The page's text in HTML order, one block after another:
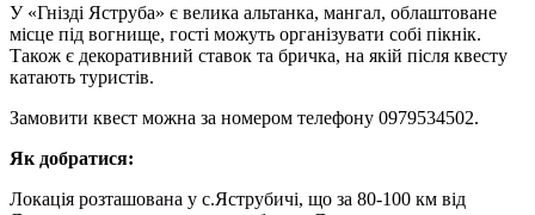
У «Гнізді Яструба» є велика альтанка, мангал, облаштоване
місце під вогнище, гості можуть організувати собі пікнік.
Також є декоративний ставок та бричка, на якій після квесту
катають туристів.
Замовити квест можна за номером телефону 0979534502.
Як добратися:
Локація розташована у с.Яструбичі, що за 80-100 км від